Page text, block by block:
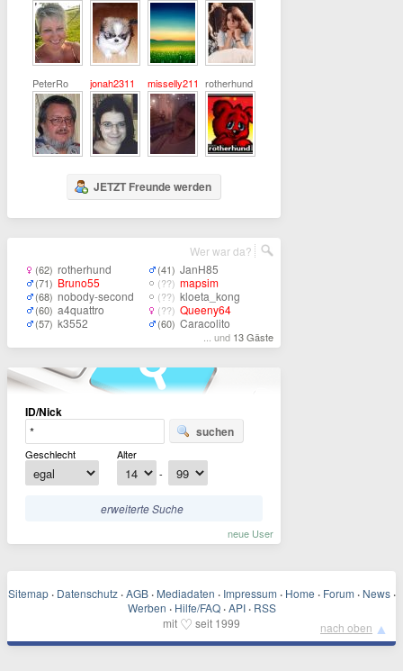
PeterRo jonah2311 misselly211 rotherhund
JETZT Freunde werden
(62) rotherhund
(71) Bruno55
(68) nobody-second
(60) a4quattro
(57) k3552
(41) JanH85
(??) mapsim
(??) kloeta_kong
(??) Queeny64
(60) Caracolito
... und 13 Gäste
Wer war da?
ID/Nick
suchen
Geschlecht
Alter
-
erweiterte Suche
neue User
Sitemap · Datenschutz · AGB · Mediadaten · Impressum · Home · Forum · News ·
Werben · Hilfe/FAQ · API · RSS
mit ♡ seit 1999 nach oben ▲